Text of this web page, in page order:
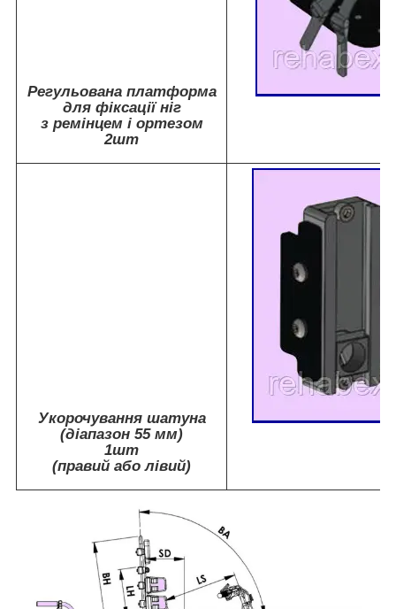
Регульована платформа
для фіксації ніг
з ремінцем і ортезом
2шт
Укорочування шатуна
(діапазон 55 мм)
1шт
(правий або лівий)